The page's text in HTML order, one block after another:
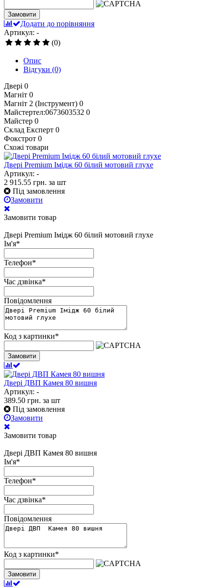
Замовити
Додати до порівняння
Артикул: -
(0)
Опис
Відгуки (0)
Двері 0
Магніт 0
Магніт 2 (Інструмент) 0
Майстертел:0673603532 0
Майстер 0
Склад Експерт 0
Фокстрот 0
Схожі товари
Двері Premium Імідж 60 білий мотовий глухе
Артикул: -
2 915.55 грн. за шт
Під замовлення
Замовити
Замовити товар
Двері Premium Імідж 60 білий мотовий глухе
Ім'я*
Телефон*
Час дзвінка*
Повідомлення
Код з картинки*
Замовити
Двері ДВП Камея 80 вишня
Артикул: -
389.50 грн. за шт
Під замовлення
Замовити
Замовити товар
Двері ДВП Камея 80 вишня
Ім'я*
Телефон*
Час дзвінка*
Повідомлення
Код з картинки*
Замовити